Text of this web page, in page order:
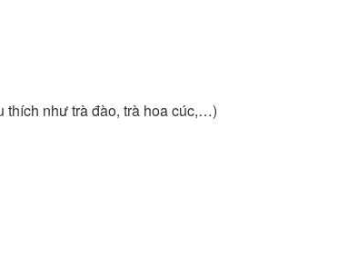
thích như trà đào, trà hoa cúc,…)